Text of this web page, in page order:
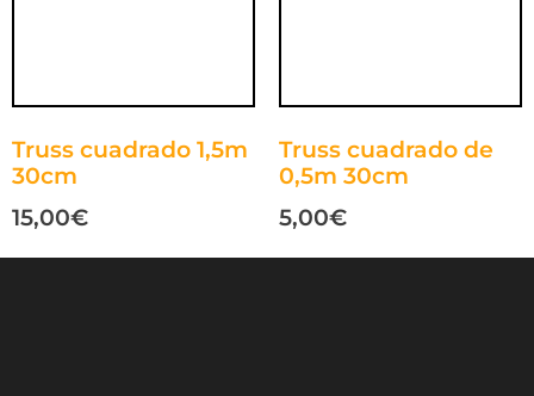
Truss cuadrado 1,5m
30cm
15,00€
Truss cuadrado de
0,5m 30cm
5,00€